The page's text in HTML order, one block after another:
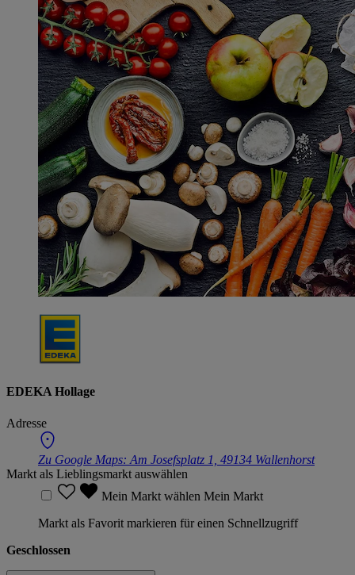
EDEKA Hollage
Adresse
Zu Google Maps: Am Josefsplatz 1, 49134 Wallenhorst
Markt als Lieblingsmarkt auswählen
Mein Markt wählen Mein Markt
Markt als Favorit markieren für einen Schnellzugriff
Geschlossen